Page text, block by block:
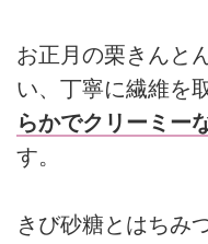
お正月の栗きんと
い、丁寧に繊維を
らかでクリーミー
す。
きび砂糖とはちみ